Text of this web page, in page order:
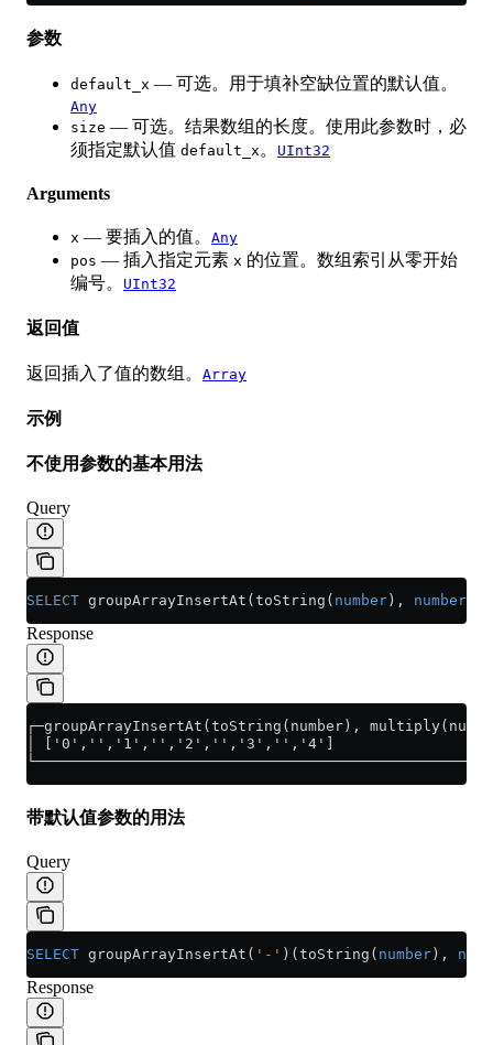
参数
default_x — 可选。用于填补空缺位置的默认值。
Any
size — 可选。结果数组的长度。使用此参数时，必
须指定默认值 default_x。 UInt32
Arguments
x — 要插入的值。 Any
pos — 插入指定元素 x 的位置。数组索引从零开始
编号。
UInt32
返回值
返回插入了值的数组。 Array
示例
不使用参数的基本用法
Query
SELECT groupArrayInsertAt(toString( number ), number
Response
┌─groupArrayInsertAt(toString(number),
│ ['0','','1','','2','','3','','4']
带默认值参数的用法
Query
SELECT groupArrayInsertAt( '-' )(toString( number ),
Response